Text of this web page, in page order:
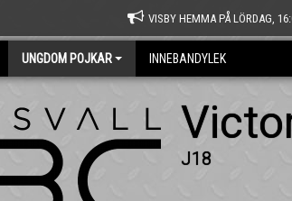
VISBY HEMMA PÅ LÖRDAG,
UNGDOM POJKAR INNEBANDYLEK
J18